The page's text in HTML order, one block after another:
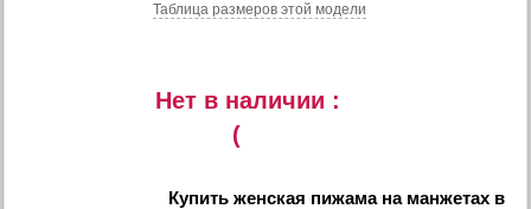
Таблица размеров этой модели
Нет в наличии :
(
Купить женская пижама на манжетах в